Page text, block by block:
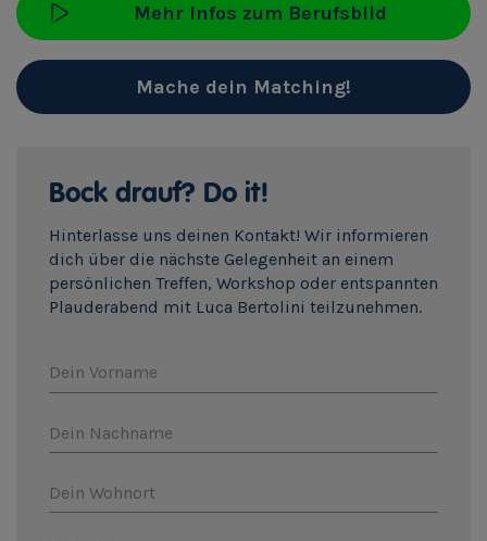
Mehr Infos zum Berufsbild
Mache dein Matching!
Bock drauf? Do it!
Hinterlasse uns deinen Kontakt! Wir informieren
dich über die nächste Gelegenheit an einem
persönlichen Treffen, Workshop oder entspannten
Plauderabend mit Luca Bertolini teilzunehmen.
Dein Vorname
Dein Nachname
Dein Wohnort